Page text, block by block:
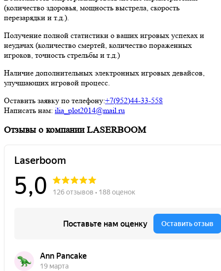
(количество здоровья, мощность выстрела, скорость
перезарядки и т.д.).
Получение полной статистики о ваших игровых успехах и
неудачах (количество смертей, количество пораженных
игроков, точность стрельбы и т.д.)
Наличие дополнительных электронных игровых девайсов,
улучшающих игровой процесс.
Оставить заявку по телефону:+7(952)44-33-558
Написать нам: ilia_plot2014@mail.ru
Отзывыо компании LASERBOOM